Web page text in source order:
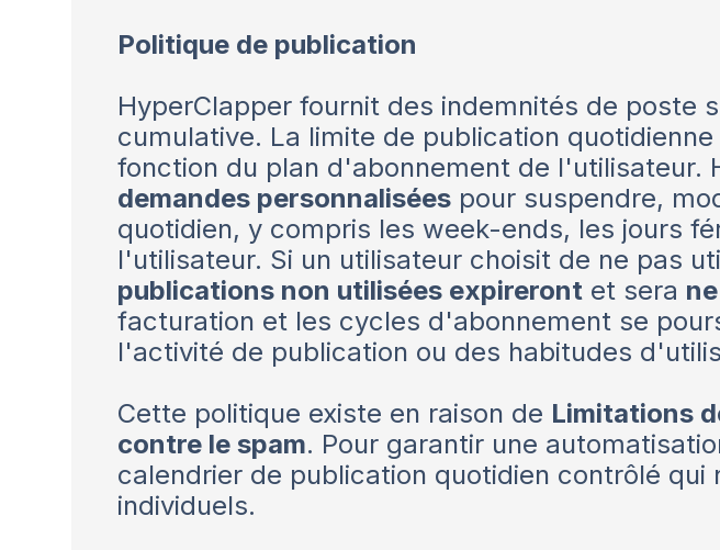
Politique de publication
HyperClapper fournit des indemnités de poste
cumulative. La limite de publication
fonction du plan d'abonnement de l'utilisateur.
demandes personnalisées pour suspendre,
quotidien, y compris les week-ends, les jours
l'utilisateur. Si un utilisateur choisit de ne pas
publications non utilisées expireront et sera
facturation et les cycles d'abonnement se
l'activité de publication ou des habitudes
Cette politique existe en raison de Limitations
contre le spam. Pour garantir une
calendrier de publication quotidien contrôlé
individuels.